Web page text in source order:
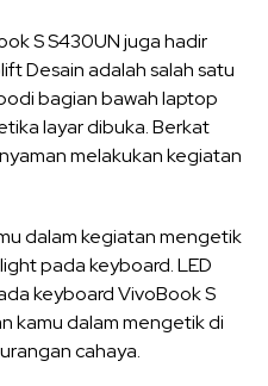
S S430UN juga hadir
Desain adalah salah satu
bagian bawah laptop
layar dibuka. Berkat
melakukan kegiatan
dalam kegiatan mengetik
pada keyboard. LED
keyboard VivoBook S
kamu dalam mengetik di
cahaya.